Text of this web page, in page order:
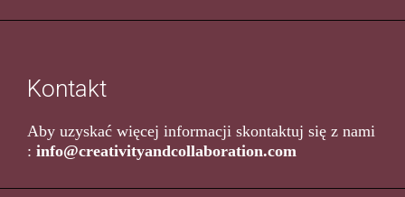
Kontakt
Aby uzyskać więcej informacji skontaktuj się z nami
: info@creativityandcollaboration.com